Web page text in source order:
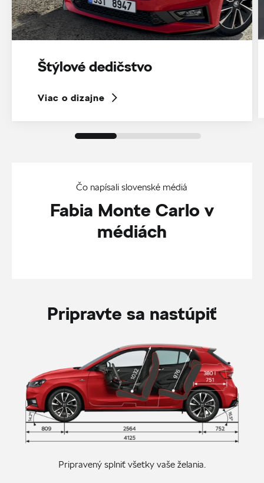
Štýlové dedičstvo
Viac o dizajne
Čo napísali slovenské médiá
Fabia Monte Carlo v
médiách
Pripravte sa nastúpiť
Pripravený splniť všetky vaše želania.